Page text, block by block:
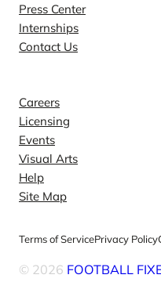
Press Center
Internships
Contact Us
Careers
Licensing
Events
Visual Arts
Help
Site Map
Terms of ServicePrivacy Policy
© 2026 FOOTBALL